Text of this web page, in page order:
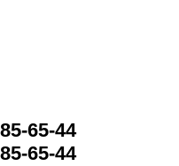
65-44
65-44